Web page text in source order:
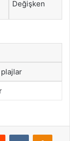
Değişken
Reddit VKontakte